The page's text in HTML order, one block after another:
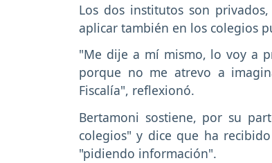
Los dos institutos son
aplicar también en los colegios
"Me dije a mí mismo, lo voy a
porque no me atrevo a
Fiscalía", reflexionó.
Bertamoni sostiene, por su
colegios" y dice que ha
"pidiendo información".